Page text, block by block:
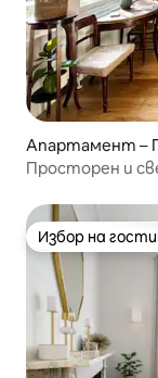
Апартамент –
Просторен и
Избор на
Избор на